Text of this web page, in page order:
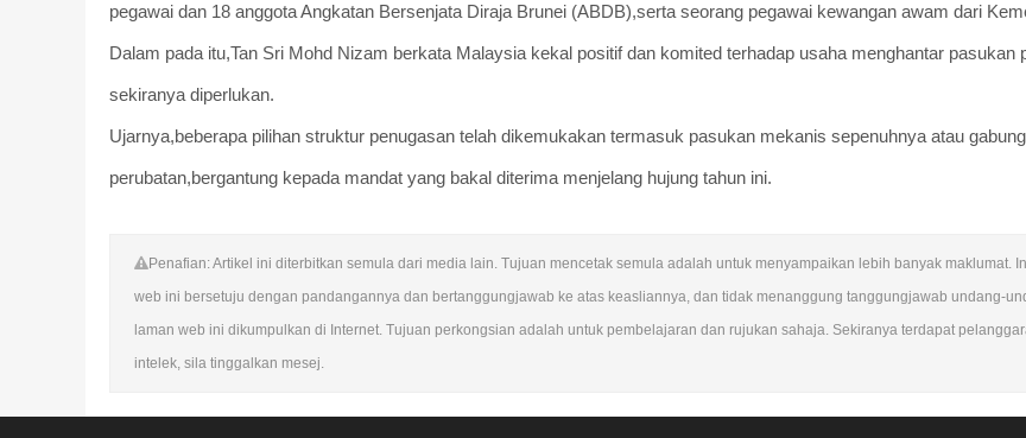
pegawai dan 18 anggota Angkatan Bersenjata Diraja Brunei (ABDB),serta seorang pegawai kewangan awam dari
Dalam pada itu,Tan Sri Mohd Nizam berkata Malaysia kekal positif dan komited terhadap usaha menghantar pasukan
sekiranya diperlukan.
Ujarnya,beberapa pilihan struktur penugasan telah dikemukakan termasuk pasukan mekanis sepenuhnya atau
perubatan,bergantung kepada mandat yang bakal diterima menjelang hujung tahun ini.
Penafian: Artikel ini diterbitkan semula dari media lain. Tujuan mencetak semula adalah untuk menyampaikan lebih banyak maklumat.
web ini bersetuju dengan pandangannya dan bertanggungjawab ke atas keasliannya, dan tidak menanggung tanggungjawab undang-
laman web ini dikumpulkan di Internet. Tujuan perkongsian adalah untuk pembelajaran dan rujukan sahaja. Sekiranya terdapat
intelek, sila tinggalkan mesej.